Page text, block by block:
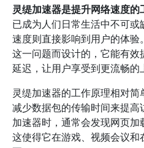
灵缇加速器是提升网络速度的
已成为人们日常生活中不可
速度则直接影响到用户的体
这一问题而设计的，它能有
延迟，让用户享受到更流畅的
灵缇加速器的工作原理相对简
减少数据包的传输时间来提
加速器时，通常会发现网页加
这使得它在游戏、视频会议